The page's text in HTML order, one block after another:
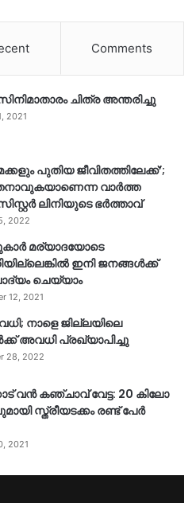
Comments
ചിത്ര അന്തരിച്ചു
2021
പുതിയ ജീവിതത്തിലേക്ക്’;
വാർത്ത
ലിനിയുടെ ഭർത്താവ്
2022
മര്യാദയോടെ
ഇനി ജനങ്ങള്‍ക്ക്
ചെയ്യാം
12, 2021
നാളെ ജില്ലയിലെ
അവധി പ്രഖ്യാപിച്ചു
28, 2022
വൻ കഞ്ചാവ് വേട്ട: 20 കിലോ
സ്ത്രീയടക്കം രണ്ട് പേർ
2021